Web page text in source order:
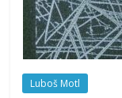
Luboš Motl